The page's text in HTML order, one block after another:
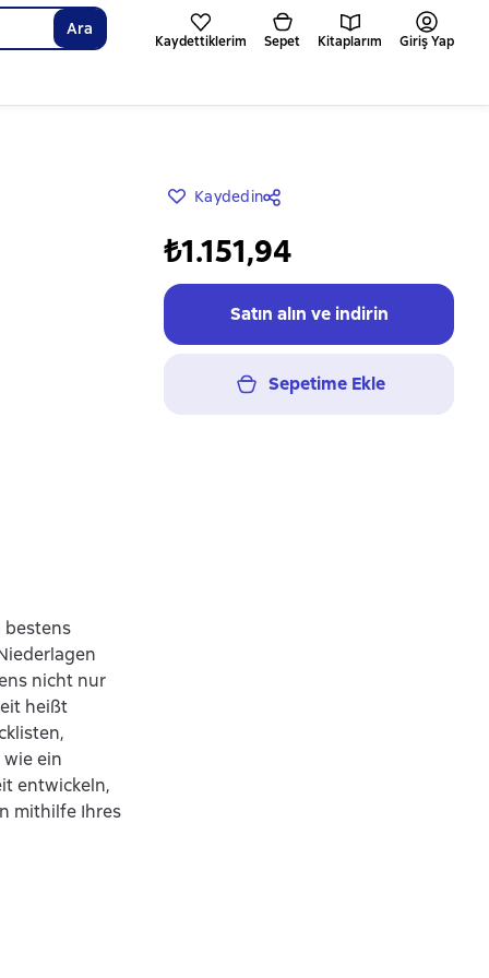
Ara
Kaydettiklerim Sepet Kitaplarım Giriş Yap
Kaydedin
₺1.151,94
Satın alın ve indirin
Sepetime Ekle
bestens
nicht nur
heißt
ein
entwickeln,
mithilfe Ihres